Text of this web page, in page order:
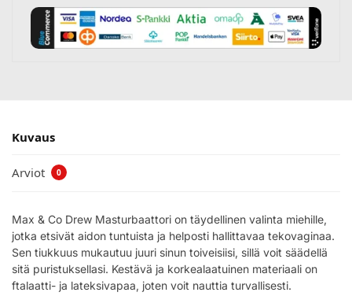
Kuvaus
Arviot 0
Max & Co Drew Masturbaattori on täydellinen valinta miehille,
jotka etsivät aidon tuntuista ja helposti hallittavaa tekovaginaa.
Sen tiukkuus mukautuu juuri sinun toiveisiisi, sillä voit säädellä
sitä puristuksellasi. Kestävä ja korkealaatuinen materiaali on
ftalaatti- ja lateksivapaa, joten voit nauttia turvallisesti.